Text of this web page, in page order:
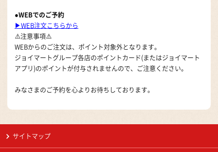
●WEBでのご予約
▶WEB注文こちらから
⚠️注意事項⚠️
WEBからのご注文は、ポイント対象外となります。
ジョイマートグループ各店のポイントカード(またはジョイマート
アプリ)のポイントが付与されませんので、ご注意ください。
みなさまのご予約を心よりお待ちしております。
サイトマップ